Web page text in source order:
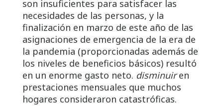
son insuficientes para satisfacer las
necesidades de las personas, y la
finalización en marzo de este año de las
asignaciones de emergencia de la era de
la pandemia (proporcionadas además de
los niveles de beneficios básicos) resultó
en un enorme gasto neto. disminuiren
prestaciones mensuales que muchos
hogares consideraron catastróficas.